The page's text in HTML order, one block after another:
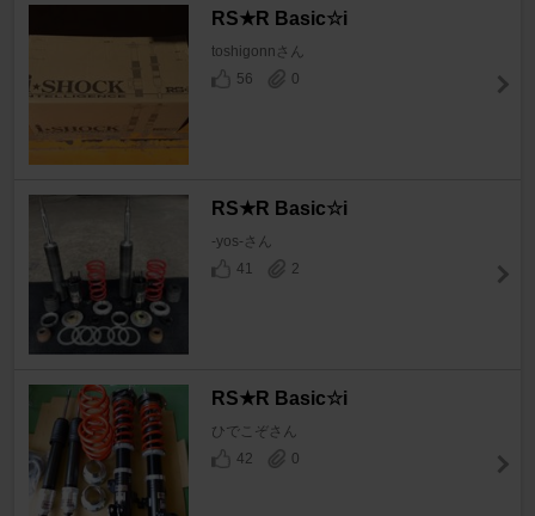
RS★R Basic☆i
toshigonnさん
56
0
RS★R Basic☆i
-yos-さん
41
2
RS★R Basic☆i
ひでこぞさん
42
0